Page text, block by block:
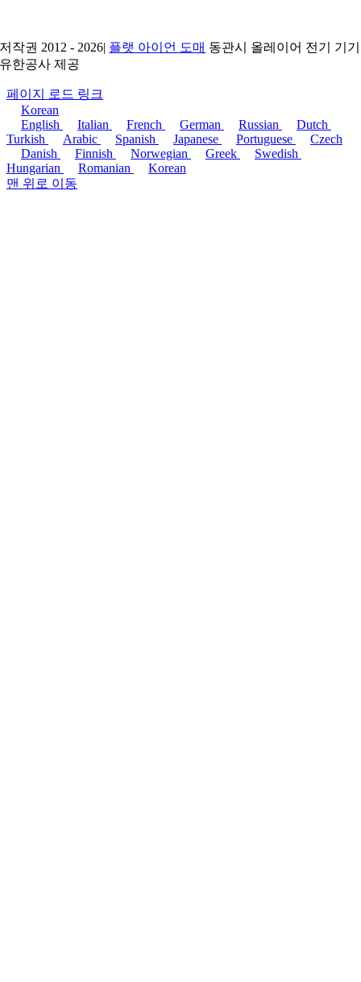
저작권 2012 - 2026| 플랫 아이언 도매 동관시 올레이어 전기 기기
유한공사 제공
페이지 로드 링크
Korean
English
Italian French German Russian
Dutch
Turkish
Arabic Spanish Japanese Portuguese
Czech
Danish
Finnish Norwegian Greek
Swedish
Hungarian
Romanian
Korean
맨 위로 이동